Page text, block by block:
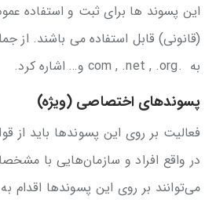
این پسوند ها برای ثبت و استفاده
(قانونی) قابل استفاده می باشند. از
به .com , .net , .org و… اشاره کرد.
پسوندهای اختصاصی (ویژه)
فعالیت بر روی این پسوندها باید از
در واقع افراد و سازمان‌هایی با
می‌توانند بر روی این پسوندها اقدام